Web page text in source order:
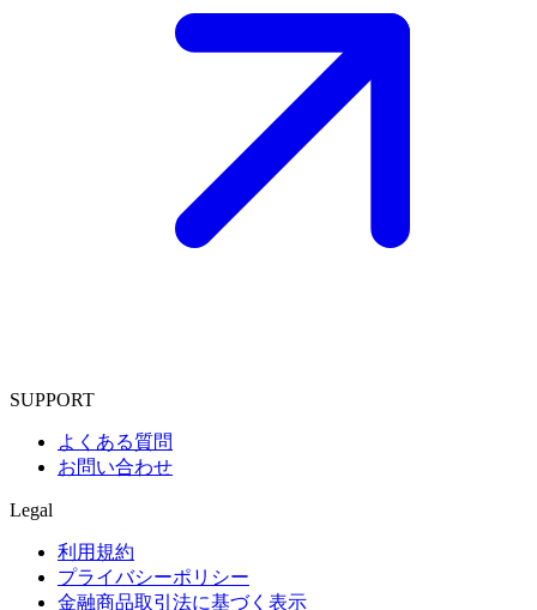
SUPPORT
よくある質問
お問い合わせ
Legal
利用規約
プライバシーポリシー
金融商品取引法に基づく表示